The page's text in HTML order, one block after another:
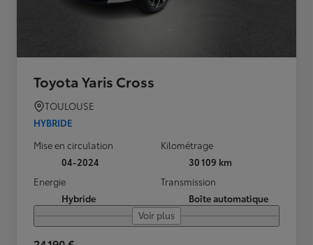
Toyota Yaris Cross
TOULOUSE
HYBRIDE
Mise en circulation
04-2024
Kilométrage
30 109 km
Energie
Hybride
Transmission
Boîte automatique
Voir plus